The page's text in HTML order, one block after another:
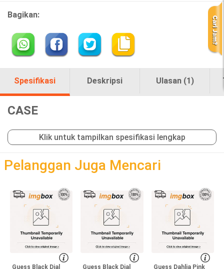
Bagikan:
Spesifikasi Deskripsi Ulasan (1)
CASE
Klik untuk tampilkan spesifikasi lengkap
Pelanggan Juga Mencari
Guess Black Dial Guess Black Dial Guess Dahlia Pink